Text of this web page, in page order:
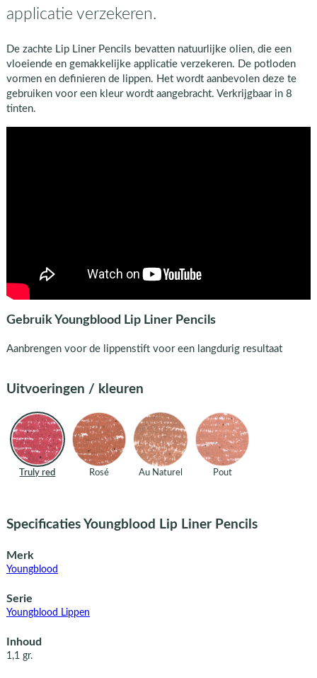
applicatie verzekeren.
De zachte Lip Liner Pencils bevatten natuurlijke olien, die een
vloeiende en gemakkelijke applicatie verzekeren. De potloden
vormen en definieren de lippen. Het wordt aanbevolen deze te
gebruiken voor een kleur wordt aangebracht. Verkrijgbaar in 8
tinten.
Gebruik Youngblood Lip Liner Pencils
Aanbrengen voor de lippenstift voor een langdurig resultaat
Uitvoeringen / kleuren
Truly red Rosé Au Naturel Pout
Specificaties Youngblood Lip Liner Pencils
Merk
Youngblood
Serie
Youngblood Lippen
Inhoud
1,1 gr.